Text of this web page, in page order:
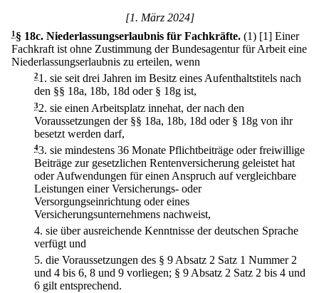
[1. März 2024]
1 § 18c. Niederlassungserlaubnis für Fachkräfte. (1) [1] Einer
Fachkraft ist ohne Zustimmung der Bundesagentur für Arbeit eine
Niederlassungserlaubnis zu erteilen, wenn
21. sie seit drei Jahren im Besitz eines Aufenthaltstitels nach
den §§ 18a, 18b, 18d oder § 18g ist,
32. sie einen Arbeitsplatz innehat, der nach den
Voraussetzungen der §§ 18a, 18b, 18d oder § 18g von ihr
besetzt werden darf,
43. sie mindestens 36 Monate Pflichtbeiträge oder freiwillige
Beiträge zur gesetzlichen Rentenversicherung geleistet hat
oder Aufwendungen für einen Anspruch auf vergleichbare
Leistungen einer Versicherungs- oder
Versorgungseinrichtung oder eines
Versicherungsunternehmens nachweist,
4. sie über ausreichende Kenntnisse der deutschen Sprache
verfügt und
5. die Voraussetzungen des § 9 Absatz 2 Satz 1 Nummer 2
und 4 bis 6, 8 und 9 vorliegen; § 9 Absatz 2 Satz 2 bis 4 und
6 gilt entsprechend.